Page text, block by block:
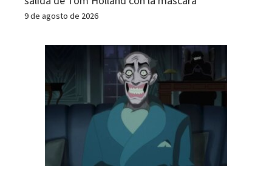
9 de agosto de 2026